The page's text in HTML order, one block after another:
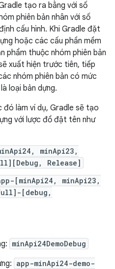
tạo ra bằng với số
phiên bản nhân với số
cấu hình. Khi Gradle đặt
hoặc các cấu phần mềm
phẩm thuộc nhóm phiên bản
xuất hiện trước tiên, tiếp
nhóm phiên bản có mức
loại bản dựng.
đó làm ví dụ, Gradle sẽ tạo
với lược đồ đặt tên như
minApi23,
Release]
[minApi24, minApi23,
[debug,
minApi24DemoDebug
app-minApi24-demo-